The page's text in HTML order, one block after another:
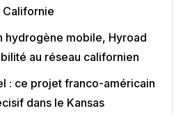
Californie
hydrogène mobile, Hyroad
au réseau californien
: ce projet franco-américain
dans le Kansas